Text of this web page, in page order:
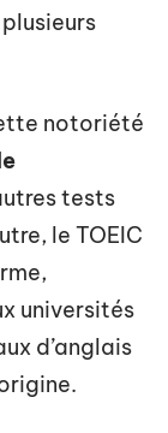
notoriété
tests
le TOEIC
universités
d’anglais